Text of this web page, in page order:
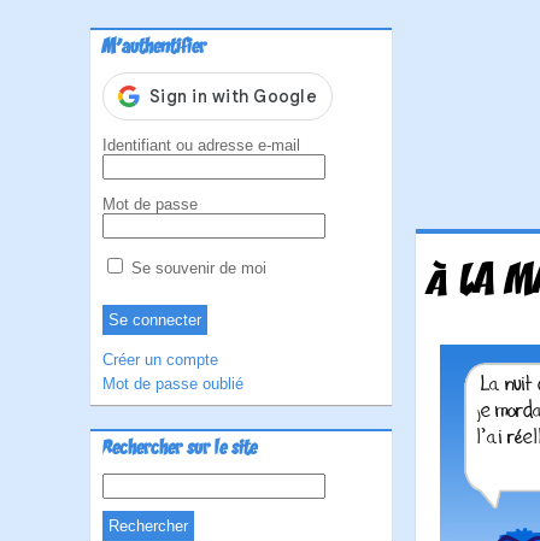
M'authentifier
Identifiant ou adresse e-mail
Mot de passe
Se souvenir de moi
Créer un compte
Mot de passe oublié
Rechercher sur le site
À LA